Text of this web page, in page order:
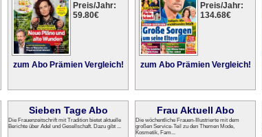
Preis/Jahr:
59.80€
zum Abo Prämien Vergleich!
Preis/Jahr:
134.68€
zum Abo Prämien Vergleich!
Sieben Tage Abo
Die Frauenzeitschrift mit Tradition bietet aktuelle
Berichte über Adel und Gesellschaft. Dazu gibt ...
Frau Aktuell Abo
Die wöchentliche Frauen-Illustrierte mit dem
großen Service-Teil zu den Themen Mode,
Kosmetik, Fam...